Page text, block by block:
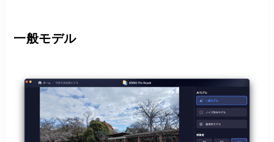
一般モデル